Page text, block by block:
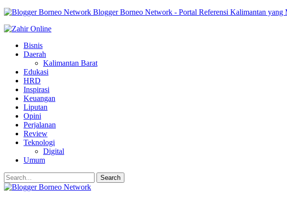
Blogger Borneo Network - Portal Referensi Kalimantan
Bisnis
Daerah
Kalimantan Barat
Edukasi
HRD
Inspirasi
Keuangan
Liputan
Opini
Perjalanan
Review
Teknologi
Digital
Umum